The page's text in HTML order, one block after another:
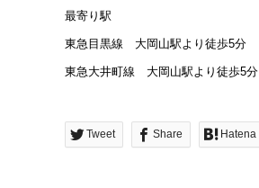
最寄り駅
東急目黒線 大岡山駅より徒歩5分
東急大井町線 大岡山駅より徒歩5分
Tweet Share Hatena